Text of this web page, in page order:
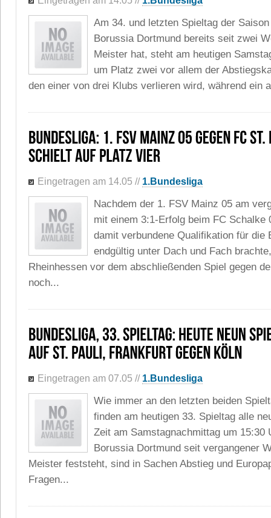
Am 34. und letzten Spieltag der
Borussia Dortmund bereits seit zwei
Meister hat, steht am heutigen
um Platz zwei vor allem der
den einer von drei Klubs verlieren wird, während ein
Eingetragen am 14.05 // 1.Bundesliga
Nachdem der 1. FSV Mainz 05 am
mit einem 3:1-Erfolg beim FC Schalke
damit verbundene Qualifikation für die
endgültig unter Dach und Fach
Rheinhessen vor dem abschließenden Spiel gegen
noch...
Eingetragen am 07.05 // 1.Bundesliga
Wie immer an den letzten beiden
finden am heutigen 33. Spieltag alle
Zeit am Samstagnachmittag um 15:30
Borussia Dortmund seit vergangener
Meister feststeht, sind in Sachen Abstieg und
Fragen...